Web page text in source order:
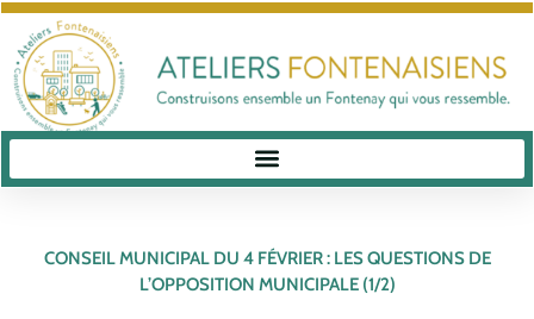
CONSEIL MUNICIPAL DU 4 FÉVRIER : LES QUESTIONS DE
L’OPPOSITION MUNICIPALE (1/2)